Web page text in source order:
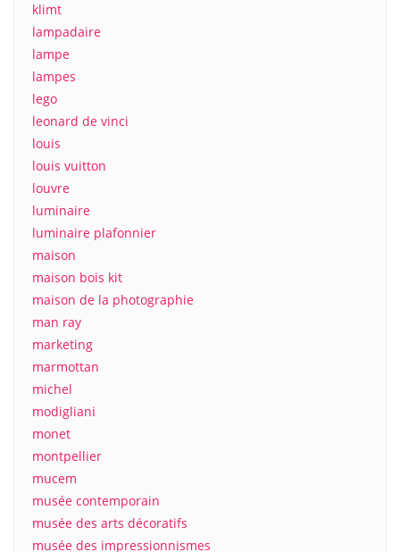
klimt
lampadaire
lampe
lampes
lego
leonard de vinci
louis
louis vuitton
louvre
luminaire
luminaire plafonnier
maison
maison bois kit
maison de la photographie
man ray
marketing
marmottan
michel
modigliani
monet
montpellier
mucem
musée contemporain
musée des arts décoratifs
musée des impressionnismes